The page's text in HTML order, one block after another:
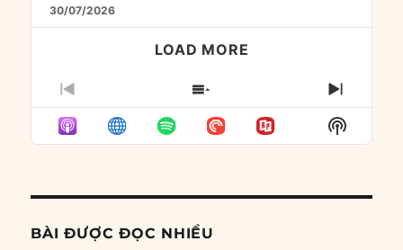
30/07/2026
LOAD MORE
PREVIOUS
EPISODE
SHOW
EPISODES
LIST
NEXT
Show
Podcast
BÀI ĐƯỢC ĐỌC NHIỀU